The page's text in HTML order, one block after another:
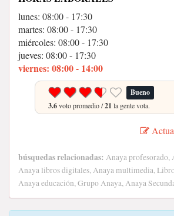
lunes: 08:00 - 17:30
martes: 08:00 - 17:30
miércoles: 08:00 - 17:30
jueves: 08:00 - 17:30
viernes: 08:00 - 14:00
Bueno
3.6voto promedio /21 la gente vota.
búsquedas relacionadas: Anaya profesorado,
Anaya libros digitales, Anaya multimedia,
Anaya educación, Grupo Anaya, Anaya